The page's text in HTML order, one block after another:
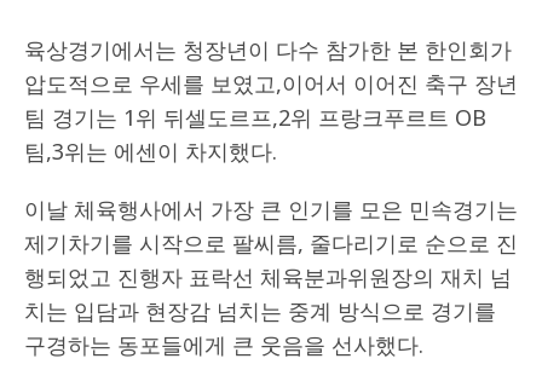
육상경기에서는 청장년이 다수 참가한 본 한인회가
압도적으로 우세를 보였고,이어서 이어진 축구 장년
팀 경기는 1위 뒤셀도르프,2위 프랑크푸르트 OB
팀,3위는 에센이 차지했다.
이날 체육행사에서 가장 큰 인기를 모은 민속경기는
제기차기를 시작으로 팔씨름, 줄다리기로 순으로 진
행되었고 진행자 표락선 체육분과위원장의 재치 넘
치는 입담과 현장감 넘치는 중계 방식으로 경기를
구경하는 동포들에게 큰 웃음을 선사했다.